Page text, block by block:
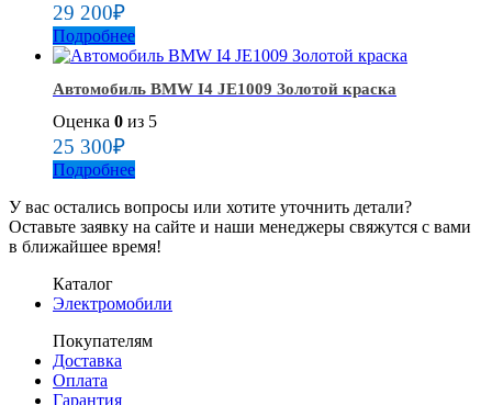
29 200₽
Подробнее
Автомобиль BMW I4 JE1009 Золотой краска
Оценка 0 из 5
25 300₽
Подробнее
У вас остались вопросы или хотите уточнить детали?
Оставьте заявку на сайте и наши менеджеры свяжутся с вами
в ближайшее время!
Каталог
Электромобили
Покупателям
Доставка
Оплата
Гарантия